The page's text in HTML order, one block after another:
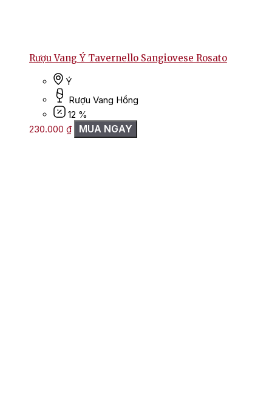
Rượu Vang Ý Tavernello Sangiovese Rosato
Ý
Rượu Vang Hồng
12 %
230.000 ₫ MUA NGAY